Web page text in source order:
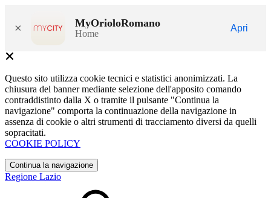
× MyOrioloRomano
Home
Apri
Questo sito utilizza cookie tecnici e statistici anonimizzati. La
chiusura del banner mediante selezione dell'apposito comando
contraddistinto dalla X o tramite il pulsante "Continua la
navigazione" comporta la continuazione della navigazione in
assenza di cookie o altri strumenti di tracciamento diversi da quelli
sopracitati.
COOKIE POLICY
Continua la navigazione
Regione Lazio